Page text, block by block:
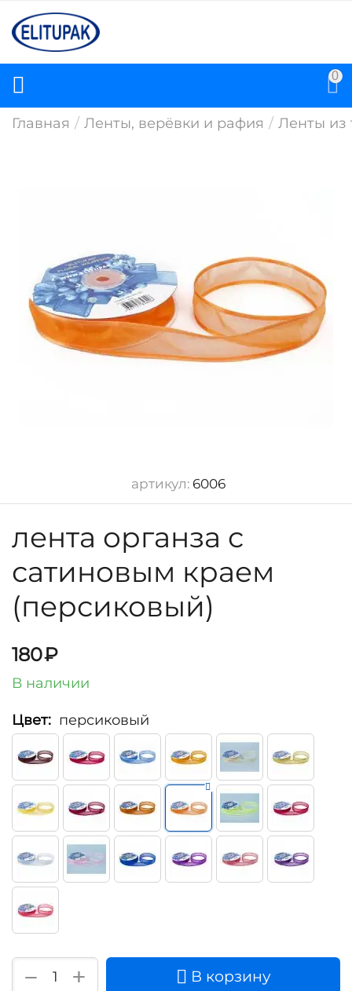
0
Главная / Ленты, верёвки и рафия / Ленты из
артикул: 6006
лента органза с
сатиновым краем
(персиковый)
180₽
В наличии
Цвет: персиковый
+
− В корзину